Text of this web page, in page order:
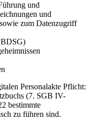
und
und
zum Datenzugriff
BDSG)
Personalakte Pflicht:
(7. SGB IV-
bestimmte
zu führen sind.